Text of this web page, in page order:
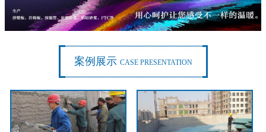
保温阻燃挤塑板、聚苯板。
...
案例展示 CASE PRESENTATION